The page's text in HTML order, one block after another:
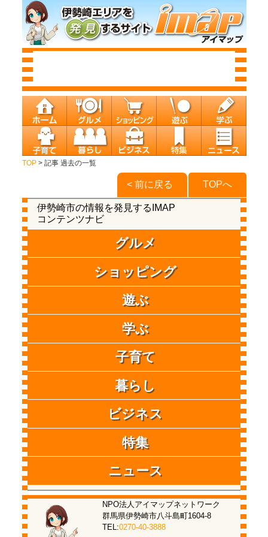
TOP> 記事 過去の一覧
TOPへ
< 前に戻る
伊勢崎市の情報を発見するIMAP
コンテンツナビ
グルメ
ショッピング
遊ぶ
学ぶ
子育て
暮らし
ビジネス
特集
ニュース
NPO法人アイマップネットワーク
群馬県伊勢崎市八斗島町1604-8
TEL:0270-40-3888